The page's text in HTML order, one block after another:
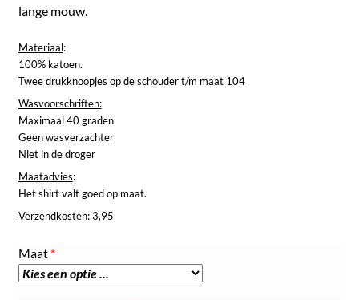
lange mouw.
Materiaal:
100% katoen.
Twee drukknoopjes op de schouder t/m maat 104
Wasvoorschriften:
Maximaal 40 graden
Geen wasverzachter
Niet in de droger
Maatadvies:
Het shirt valt goed op maat.
Verzendkosten: 3,95
Maat *